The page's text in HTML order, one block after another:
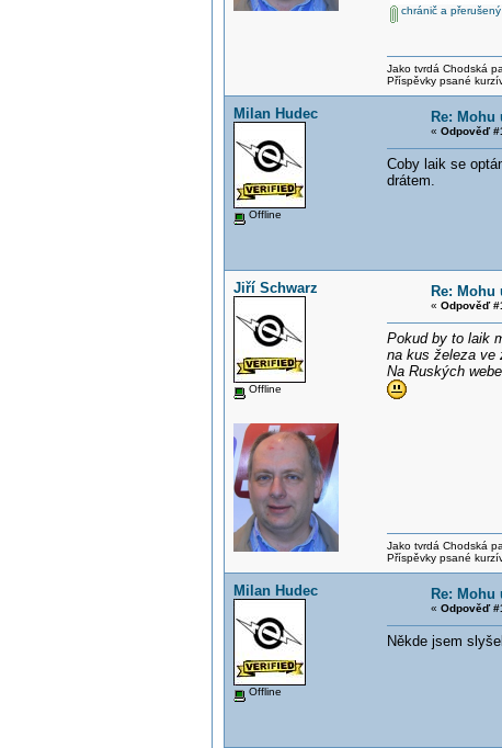
chránič a přerušený
Jako tvrdá Chodská
Příspěvky psané
Milan Hudec
Offline
Re:
« Odpověď
Coby laik se
drátem.
Jiří Schwarz
Offline
Re:
« Odpověď
Pokud by to laik
na kus železa ve
Na Ruských
Jako tvrdá Chodská
Příspěvky psané
Milan Hudec
Offline
Re:
« Odpověď
Někde jsem